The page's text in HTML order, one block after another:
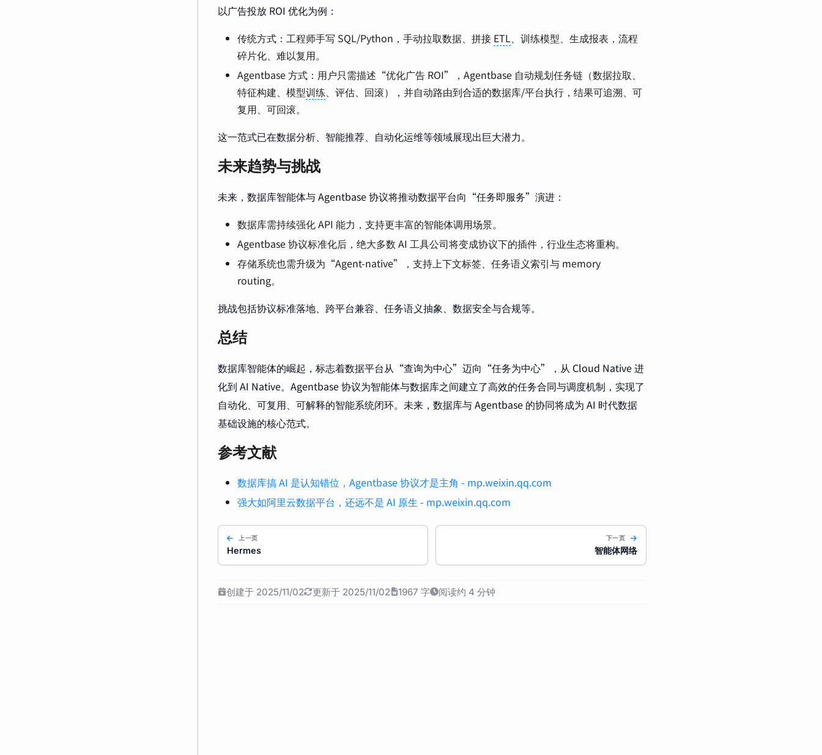
以广告投放 ROI 优化为例：
传统方式：工程师手写 SQL/Python，手动拉取数据、拼接 ETL 、训练模型、生成报表，流程
碎片化、难以复用。
Agentbase 方式：用户只需描述“优化广告 ROI”，Agentbase 自动规划任务链（数据拉取、
特征构建、模型训练 、评估、回滚），并自动路由到合适的数据库/平台执行，结果可追溯、可
复用、可回滚。
这一范式已在数据分析、智能推荐、自动化运维等领域展现出巨大潜力。
未来趋势与挑战
未来，数据库智能体与 Agentbase 协议将推动数据平台向“任务即服务”演进：
数据库需持续强化 API 能力，支持更丰富的智能体调用场景。
Agentbase 协议标准化后，绝大多数 AI 工具公司将变成协议下的插件，行业生态将重构。
存储系统也需升级为“Agent-native”，支持上下文标签、任务语义索引与 memory
routing。
挑战包括协议标准落地、跨平台兼容、任务语义抽象、数据安全与合规等。
总结
数据库智能体的崛起，标志着数据平台从“查询为中心”迈向“任务为中心”，从 Cloud Native 进
化到 AI Native。Agentbase 协议为智能体与数据库之间建立了高效的任务合同与调度机制，实现了
自动化、可复用、可解释的智能系统闭环。未来，数据库与 Agentbase 的协同将成为 AI 时代数据
基础设施的核心范式。
参考文献
数据库搞 AI 是认知错位，Agentbase 协议才是主角 - mp.weixin.qq.com
强大如阿里云数据平台，还远不是 AI 原生 - mp.weixin.qq.com
上一页
Hermes
下一页
智能体网络
创建于 2025/11/02 更新于 2025/11/02 1967 字 阅读约 4 分钟